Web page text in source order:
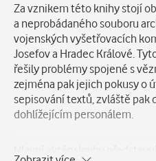
Za vznikem této knihy stojí
a neprobádaného souboru
vojenských vyšetřovacích
Josefov a Hradec Králové.
řešily problémy spojené s
zejména pak jejich pokusy o
sepisování textů, zvláště pak
dohlížejícím personálem.